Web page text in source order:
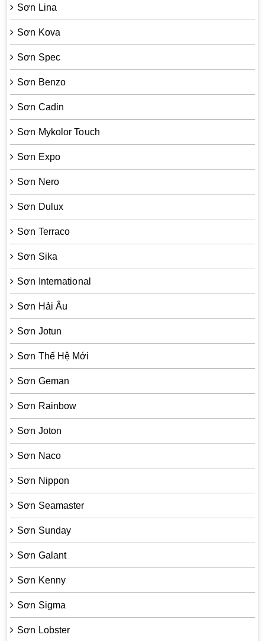
Sơn Lina
Sơn Kova
Sơn Spec
Sơn Benzo
Sơn Cadin
Sơn Mykolor Touch
Sơn Expo
Sơn Nero
Sơn Dulux
Sơn Terraco
Sơn Sika
Sơn International
Sơn Hải Âu
Sơn Jotun
Sơn Thế Hệ Mới
Sơn Geman
Sơn Rainbow
Sơn Joton
Sơn Naco
Sơn Nippon
Sơn Seamaster
Sơn Sunday
Sơn Galant
Sơn Kenny
Sơn Sigma
Sơn Lobster